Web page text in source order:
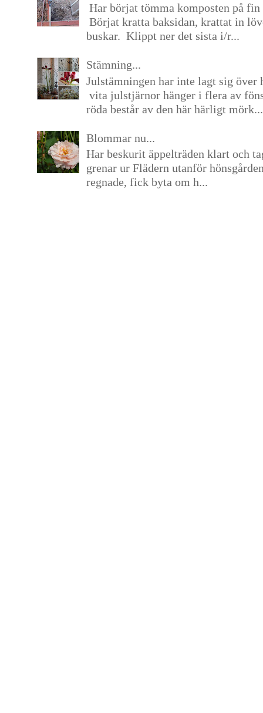
Har börjat tömma komposten på
Börjat kratta baksidan, krattat in
buskar. Klippt ner det sista i/r...
Stämning...
Julstämningen har inte lagt sig över
vita julstjärnor hänger i flera av
röda består av den här härligt mörk...
Blommar nu...
Har beskurit äppelträden klart och
grenar ur Flädern utanför
regnade, fick byta om h...